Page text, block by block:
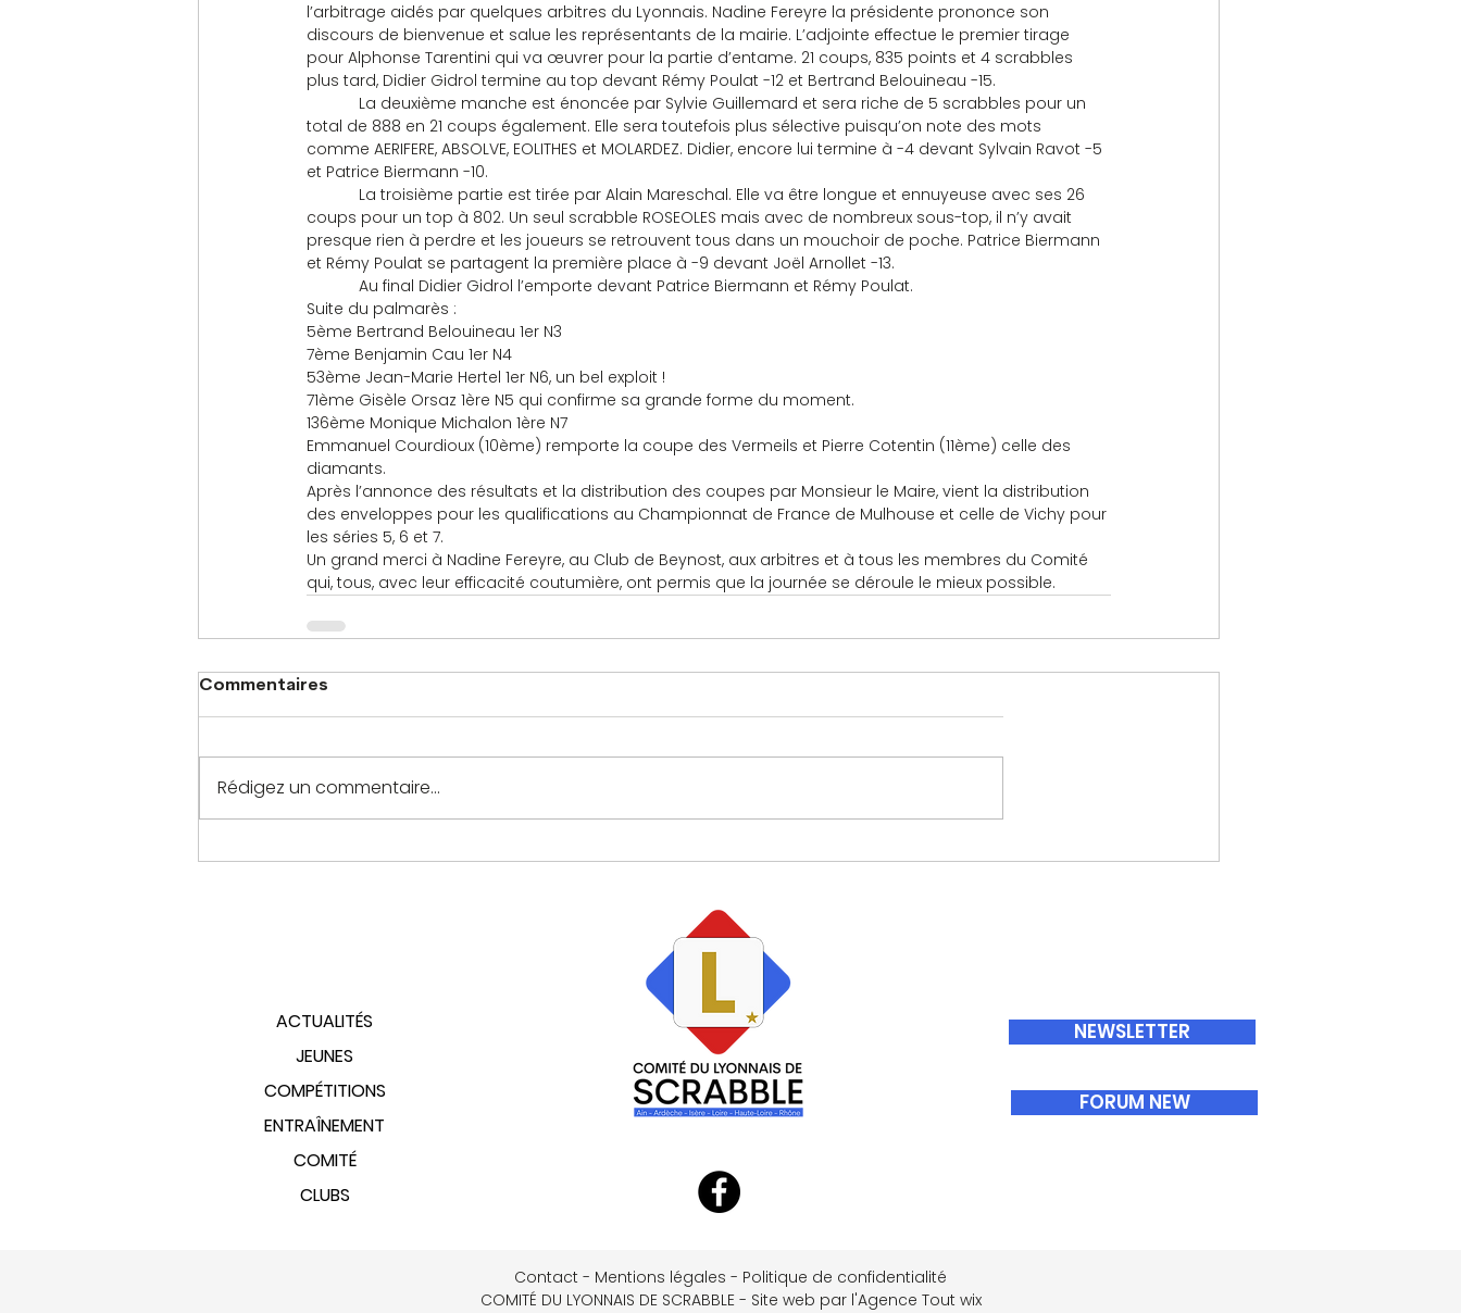
l’arbitrage aidés par quelques arbitres du Lyonnais. Nadine Fereyre la présidente prononce son
discours de bienvenue et salue les représentants de la mairie. L’adjointe effectue le premier tirage
pour Alphonse Tarentini qui va œuvrer pour la partie d’entame. 21 coups, 835 points et 4 scrabbles
plus tard, Didier Gidrol termine au top devant Rémy Poulat -12 et Bertrand Belouineau -15.
La deuxième manche est énoncée par Sylvie Guillemard et sera riche de 5 scrabbles pour un
total de 888 en 21 coups également. Elle sera toutefois plus sélective puisqu’on note des mots
comme AERIFERE, ABSOLVE, EOLITHES et MOLARDEZ. Didier, encore lui termine à -4 devant Sylvain Ravot -5
et Patrice Biermann -10.
La troisième partie est tirée par Alain Mareschal. Elle va être longue et ennuyeuse avec ses 26
coups pour un top à 802. Un seul scrabble ROSEOLES mais avec de nombreux sous-top, il n’y avait
presque rien à perdre et les joueurs se retrouvent tous dans un mouchoir de poche. Patrice Biermann
et Rémy Poulat se partagent la première place à -9 devant Joël Arnollet -13.
Au final Didier Gidrol l’emporte devant Patrice Biermann et Rémy Poulat.
Suite du palmarès :
5ème Bertrand Belouineau 1er N3
7ème Benjamin Cau 1er N4
53ème Jean-Marie Hertel 1er N6, un bel exploit !
71ème Gisèle Orsaz 1ère N5 qui confirme sa grande forme du moment.
136ème Monique Michalon 1ère N7
Emmanuel Courdioux (10ème) remporte la coupe des Vermeils et Pierre Cotentin (11ème) celle des
diamants.
Après l’annonce des résultats et la distribution des coupes par Monsieur le Maire, vient la distribution
des enveloppes pour les qualifications au Championnat de France de Mulhouse et celle de Vichy pour
les séries 5, 6 et 7.
Un grand merci à Nadine Fereyre, au Club de Beynost, aux arbitres et à tous les membres du Comité
qui, tous, avec leur efficacité coutumière, ont permis que la journée se déroule le mieux possible.
Commentaires
Rédigez un commentaire...
ACTUALITÉS
JEUNES
COMPÉTITIONS
ENTRAÎNEMENT
COMITÉ
CLUBS
NEWSLETTER
FORUM NEW
Contact - Mentions légales - Politique de confidentialité
COMITÉ DU LYONNAIS DE SCRABBLE - Site web par l'Agence Tout wix